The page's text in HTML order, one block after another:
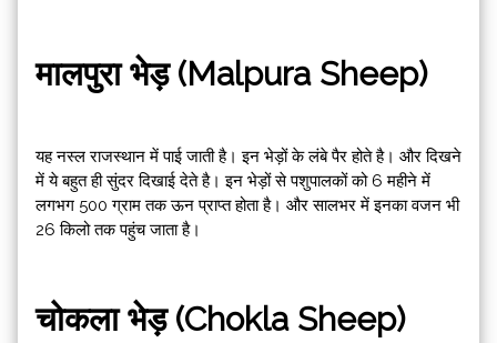
मालपुरा भेड़ (Malpura Sheep)
यह नस्ल राजस्थान में पाई जाती है। इन भेड़ों के लंबे पैर होते है। और दिखने
में ये बहुत ही सुंदर दिखाई देते है। इन भेड़ों से पशुपालकों को 6 महीने में
लगभग 500 ग्राम तक ऊन प्राप्त होता है। और सालभर में इनका वजन भी
26 किलो तक पहुंच जाता है।
चोकला भेड़ (Chokla Sheep)